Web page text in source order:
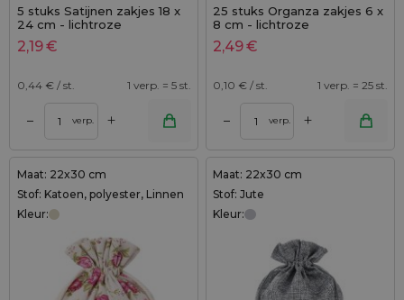
5 stuks Satijnen zakjes 18 x
24 cm - lichtroze
2,19€
0,44 € / st. 1 verp. = 5 st.
– verp. +
25 stuks Organza zakjes 6 x
8 cm - lichtroze
2,49€
0,10 € / st. 1 verp. = 25 st.
– verp. +
Maat: 22x30 cm
Stof: Katoen, polyester, Linnen
Kleur:
Maat: 22x30 cm
Stof: Jute
Kleur: